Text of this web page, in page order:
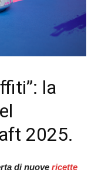
la
2025.
di nuove ricette